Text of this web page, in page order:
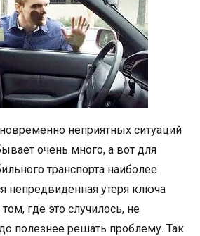
неприятных ситуаций
очень много, а вот для
транспорта наиболее
непредвиденная утеря ключа
где это случилось, не
полезнее решать проблему. Так